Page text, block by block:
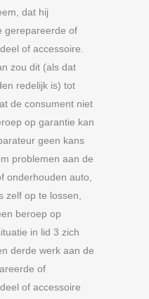
dat hij
gerepareerde of
of accessoire.
zou dit (als dat
redelijk is) tot
de consument niet
op garantie kan
geen kans
problemen aan de
onderhouden auto,
zelf op te lossen,
beroep op
in lid 3 zich
derde werk aan de
of
of accessoire